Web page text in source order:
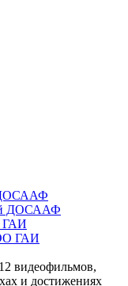
ДОСААФ
ГАИ
видеофильмов,
и достижениях